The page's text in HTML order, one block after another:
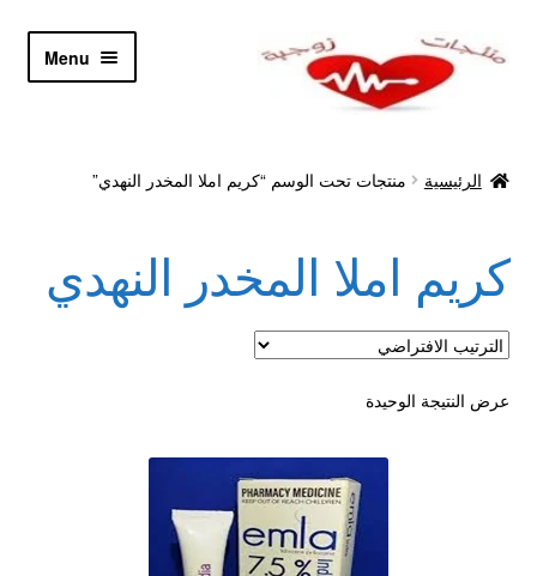
Skip
Skip
Menu
أدوية تكبير و تضخيم العضو
اتصل بنا
اتمام الطلب
الرئيسية منتجات تحت الوسم “كريم املا المخدر النهدي”
كريم املا المخدر النهدي
عرض النتيجة الوحيدة